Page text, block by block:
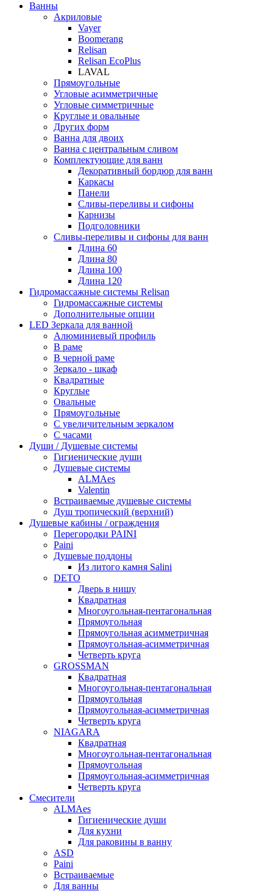
Ванны
Акриловые
Vayer
Boomerang
Relisan
Relisan EcoPlus
LAVAL
Прямоугольные
Угловые асимметричные
Угловые симметричные
Круглые и овальные
Других форм
Ванна для двоих
Ванна с центральным сливом
Комплектующие для ванн
Декоративный бордюр для ванн
Каркасы
Панели
Сливы-переливы и сифоны
Карнизы
Подголовники
Сливы-переливы и сифоны для ванн
Длина 60
Длина 80
Длина 100
Длина 120
Гидромассажные системы Relisan
Гидромассажные системы
Дополнительные опции
LED Зеркала для ванной
Алюминиевый профиль
В раме
В черной раме
Зеркало - шкаф
Квадратные
Круглые
Овальные
Прямоугольные
С увеличительным зеркалом
С часами
Души / Душевые системы
Гигиенические души
Душевые системы
ALMAes
Valentin
Встраиваемые душевые системы
Душ тропический (верхний)
Душевые кабины / ограждения
Перегородки PAINI
Paini
Душевые поддоны
Из литого камня Salini
DETO
Дверь в нишу
Квадратная
Многоугольная-пентагональная
Прямоугольная
Прямоугольная асимметричная
Прямоугольная-асимметричная
Четверть круга
GROSSMAN
Квадратная
Многоугольная-пентагональная
Прямоугольная
Прямоугольная-асимметричная
Четверть круга
NIAGARA
Квадратная
Многоугольная-пентагональная
Прямоугольная
Прямоугольная-асимметричная
Четверть круга
Смесители
ALMAes
Гигиенические души
Для кухни
Для раковины в ванну
ASD
Paini
Встраиваемые
Для ванны